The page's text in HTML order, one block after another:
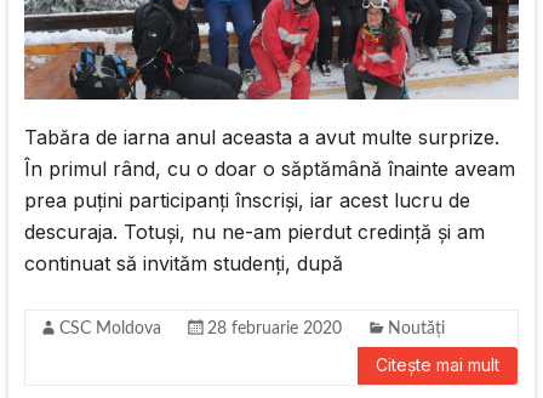
Tabăra de iarna anul aceasta a avut multe surprize.
În primul rând, cu o doar o săptămână înainte aveam
prea puțini participanți înscriși, iar acest lucru de
descuraja. Totuși, nu ne-am pierdut credință și am
continuat să invităm studenți, după
CSC Moldova 28 februarie 2020 Noutăți
Citește mai mult